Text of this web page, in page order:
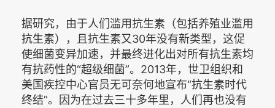
据研究，由于人们滥用抗生素（包括养殖业滥用
抗生素），且抗生素又30年没有新类型，这促
使细菌变异加速，并最终进化出对所有抗生素均
有抗药性的“超级细菌”。2013年，世卫组织和
美国疾控中心官员无可奈何地宣布“抗生素时代
终结”。因为在过去三十多年里，人们再也没有